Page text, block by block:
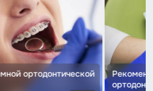
по уходу за съемной
пластинкой